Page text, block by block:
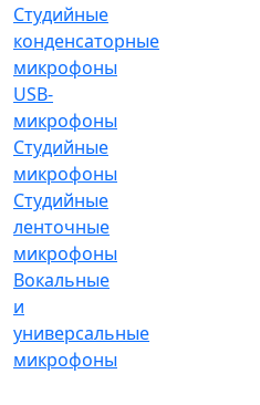
Студийные
конденсаторные
микрофоны
USB-
микрофоны
Студийные
микрофоны
Студийные
ленточные
микрофоны
Вокальные
и
универсальные
микрофоны